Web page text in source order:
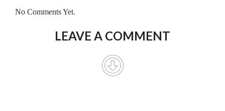
No Comments Yet.
LEAVE A COMMENT